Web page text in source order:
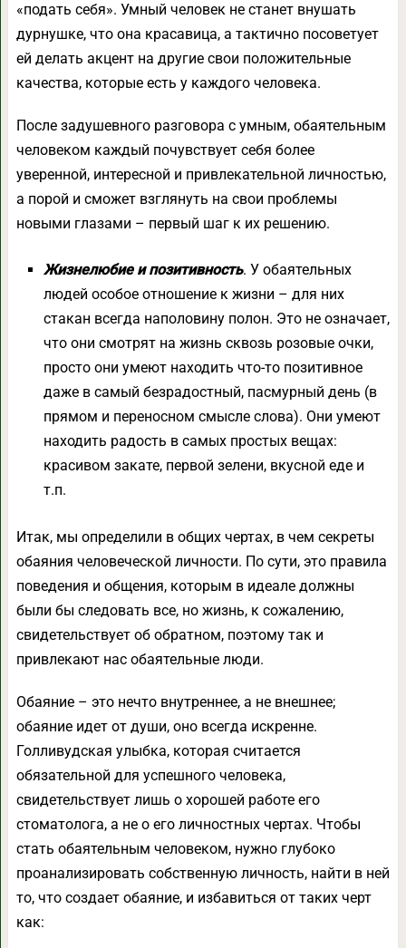
«подать себя». Умный человек не станет внушать
дурнушке, что она красавица, а тактично посоветует
ей делать акцент на другие свои положительные
качества, которые есть у каждого человека.
После задушевного разговора с умным, обаятельным
человеком каждый почувствует себя более
уверенной, интересной и привлекательной личностью,
а порой и сможет взглянуть на свои проблемы
новыми глазами – первый шаг к их решению.
Жизнелюбие и позитивность. У обаятельных
людей особое отношение к жизни – для них
стакан всегда наполовину полон. Это не означает,
что они смотрят на жизнь сквозь розовые очки,
просто они умеют находить что-то позитивное
даже в самый безрадостный, пасмурный день (в
прямом и переносном смысле слова). Они умеют
находить радость в самых простых вещах:
красивом закате, первой зелени, вкусной еде и
т.п.
Итак, мы определили в общих чертах, в чем секреты
обаяния человеческой личности. По сути, это правила
поведения и общения, которым в идеале должны
были бы следовать все, но жизнь, к сожалению,
свидетельствует об обратном, поэтому так и
привлекают нас обаятельные люди.
Обаяние – это нечто внутреннее, а не внешнее;
обаяние идет от души, оно всегда искренне.
Голливудская улыбка, которая считается
обязательной для успешного человека,
свидетельствует лишь о хорошей работе его
стоматолога, а не о его личностных чертах. Чтобы
стать обаятельным человеком, нужно глубоко
проанализировать собственную личность, найти в ней
то, что создает обаяние, и избавиться от таких черт
как: